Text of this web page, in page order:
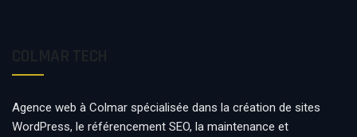
Agence web à Colmar spécialisée dans la création de sites
WordPress, le référencement SEO, la maintenance et